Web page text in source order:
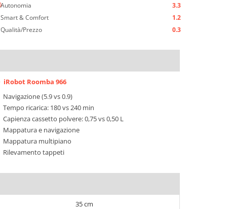
Autonomia
3.3
Smart & Comfort
1.2
Qualità/Prezzo
0.3
iRobot Roomba 966
Navigazione (5.9 vs 0.9)
Tempo ricarica: 180 vs 240 min
Capienza cassetto polvere: 0,75 vs 0,50 L
Mappatura e navigazione
Mappatura multipiano
Rilevamento tappeti
35 cm